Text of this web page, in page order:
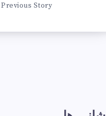
Previous Story